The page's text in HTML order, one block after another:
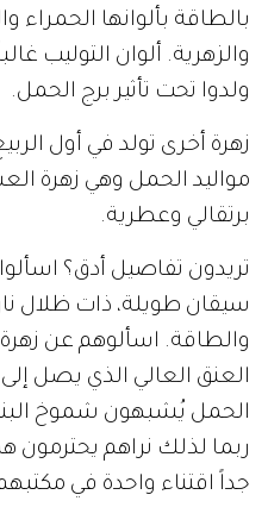
بالطاقة بألوانها الحمراء
والزهرية. ألوان التوليب
ولدوا تحت تأثير برج الحمل.
زهرة أخرى تولد في أول
برتقالي وعطرية.
تريدون تفاصيل أدق؟
سيقان طويلة، ذات ظلال
والطاقة. اسألوهم عن
الحمل يُشبهون شموخ
ربما لذلك نراهم يحترمون
جداً اقتناء واحدة في